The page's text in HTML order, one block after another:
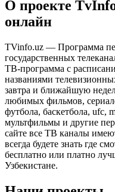
О проекте
онлайн
TVinfo.uz — Программа
государственных
ТВ-программа с
названиями
завтра и ближайшую
любимых фильмов,
футбола, баскетбола, ufc,
мультфильмы и другие
сайте все ТВ каналы
всегда будете знать где
бесплатно или платно
Узбекистане.